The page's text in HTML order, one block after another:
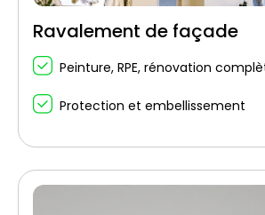
Ravalement de façade
Peinture, RPE, rénovation
Protection et embellissement